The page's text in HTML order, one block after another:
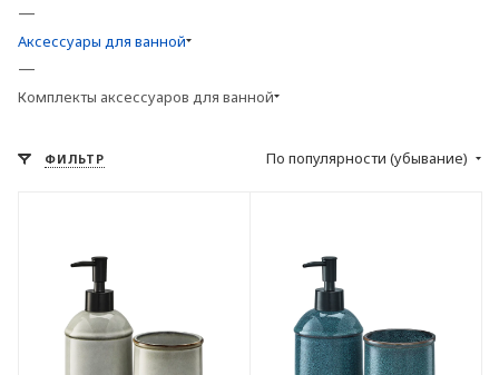
—
Аксессуары для ванной
—
Комплекты аксессуаров для ванной
ФИЛЬТР По популярности (убывание)